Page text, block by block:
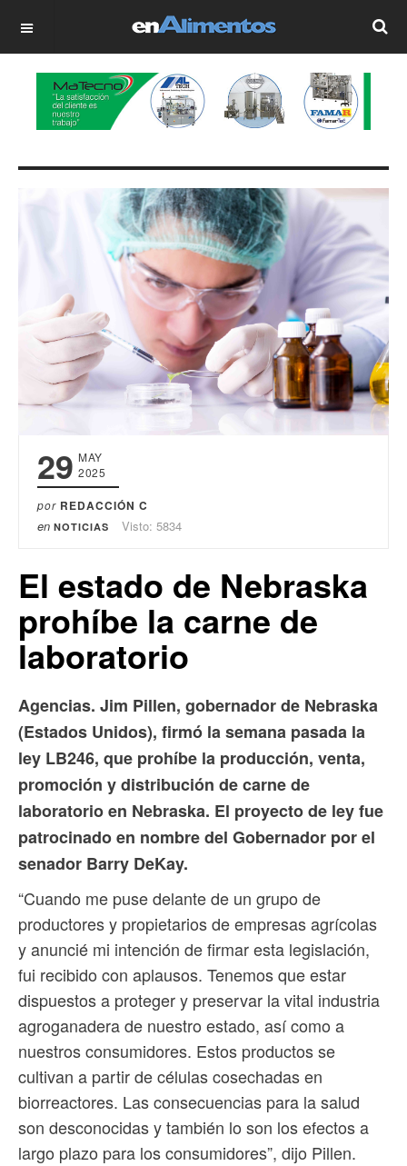
OFF CANVAS
29 MAY
2025
por REDACCIÓN C
en NOTICIAS Visto: 5834
El estado de Nebraska
prohíbe la carne de
laboratorio
Agencias. Jim Pillen, gobernador de Nebraska
(Estados Unidos), firmó la semana pasada la
ley LB246, que prohíbe la producción, venta,
promoción y distribución de carne de
laboratorio en Nebraska. El proyecto de ley fue
patrocinado en nombre del Gobernador por el
senador Barry DeKay.
“Cuando me puse delante de un grupo de
productores y propietarios de empresas agrícolas
y anuncié mi intención de firmar esta legislación,
fui recibido con aplausos. Tenemos que estar
dispuestos a proteger y preservar la vital industria
agroganadera de nuestro estado, así como a
nuestros consumidores. Estos productos se
cultivan a partir de células cosechadas en
biorreactores. Las consecuencias para la salud
son desconocidas y también lo son los efectos a
largo plazo para los consumidores”, dijo Pillen.